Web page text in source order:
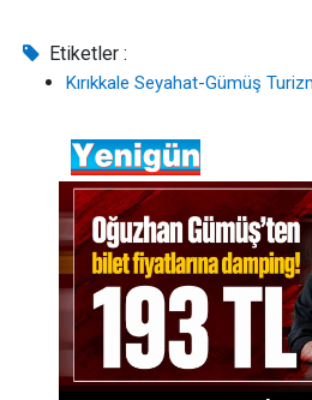
Etiketler :
Kırıkkale Seyahat-Gümüş